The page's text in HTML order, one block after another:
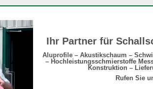
Ihr Partner für
Aluprofile – Akustikschaum –
– Hochleistungsschmierstoffe
Konstruktion –
Rufen Sie